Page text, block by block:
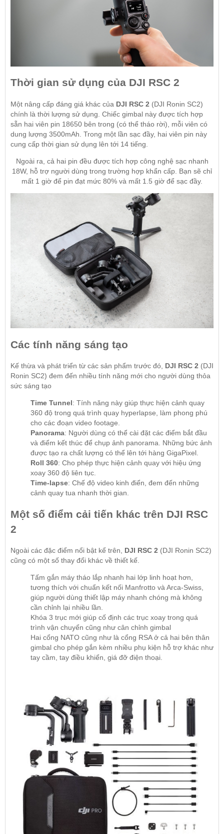
Thời gian sử dụng của DJI RSC 2
Một nâng cấp đáng giá khác của DJI RSC 2 (DJI Ronin SC2)
chính là thời lượng sử dụng. Chiếc gimbal này được tích hợp
sẵn hai viên pin 18650 bên trong (có thể tháo rời), mỗi viên có
dung lượng 3500mAh. Trong một lần sạc đầy, hai viên pin này
cung cấp thời gian sử dụng lên tới 14 tiếng.
Ngoài ra, cả hai pin đều được tích hợp công nghệ sạc nhanh
18W, hỗ trợ người dùng trong trường hợp khẩn cấp. Bạn sẽ chỉ
mất 1 giờ để pin đạt mức 80% và mất 1.5 giờ để sạc đầy.
Các tính năng sáng tạo
Kế thừa và phát triển từ các sản phẩm trước đó, DJI RSC 2 (DJI
Ronin SC2) đem đến nhiều tính năng mới cho người dùng thỏa
sức sáng tạo
Time Tunnel: Tính năng này giúp thực hiện cảnh quay
360 độ trong quá trình quay hyperlapse, làm phong phú
cho các đoạn video footage.
Panorama: Người dùng có thể cài đặt các điểm bắt đầu
và điểm kết thúc để chụp ảnh panorama. Những bức ảnh
được tạo ra chất lượng có thể lên tới hàng GigaPixel.
Roll 360: Cho phép thực hiện cảnh quay với hiệu ứng
xoay 360 độ liên tục.
Time-lapse: Chế độ video kinh điển, đem đến những
cảnh quay tua nhanh thời gian.
Một số điểm cải tiến khác trên DJI RSC
2
Ngoài các đặc điểm nổi bật kể trên, DJI RSC 2 (DJI Ronin SC2)
cũng có một số thay đổi khác về thiết kế.
Tấm gắn máy tháo lắp nhanh hai lớp linh hoạt hơn,
tương thích với chuẩn kết nối Manfrotto và Arca-Swiss,
giúp người dùng thiết lập máy nhanh chóng mà không
cần chỉnh lại nhiều lần.
Khóa 3 trục mới giúp cố định các trục xoay trong quá
trình vận chuyển cũng như cân chỉnh gimbal
Hai cổng NATO cũng như là cổng RSA ở cả hai bên thân
gimbal cho phép gắn kèm nhiều phụ kiện hỗ trợ khác như
tay cầm, tay điều khiển, giá đỡ điện thoại.